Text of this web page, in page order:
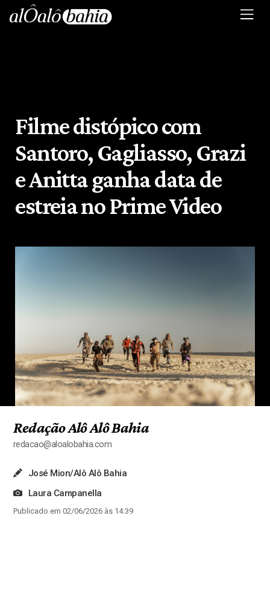
Filme distópico com
Santoro, Gagliasso, Grazi
e Anitta ganha data de
estreia no Prime Video
Redação Alô Alô Bahia
redacao@aloalobahia.com
José Mion/Alô Alô Bahia
Laura Campanella
Publicado em 02/06/2026 às 14:39